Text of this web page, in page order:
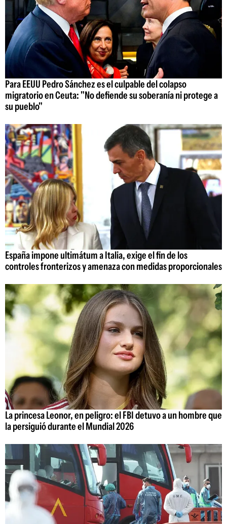
Para EEUU Pedro Sánchez es el culpable del colapso
migratorio en Ceuta: "No defiende su soberanía ni protege a
su pueblo"
España impone ultimátum a Italia, exige el fin de los
controles fronterizos y amenaza con medidas proporcionales
La princesa Leonor, en peligro: el FBI detuvo a un hombre que
la persiguió durante el Mundial 2026